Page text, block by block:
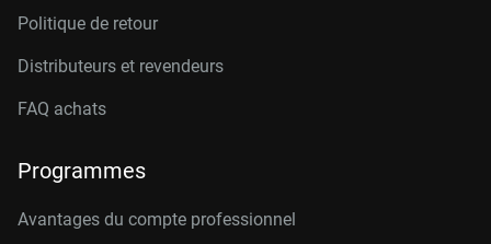
Politique de retour
Distributeurs et revendeurs
FAQ achats
Programmes
Avantages du compte professionnel